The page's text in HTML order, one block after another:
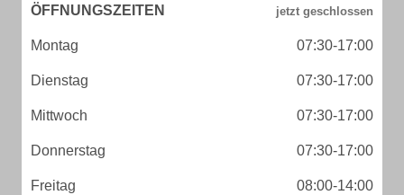
ÖFFNUNGSZEITEN
Montag 07:30-17:00
Dienstag 07:30-17:00
Mittwoch 07:30-17:00
Donnerstag 07:30-17:00
Freitag 08:00-14:00